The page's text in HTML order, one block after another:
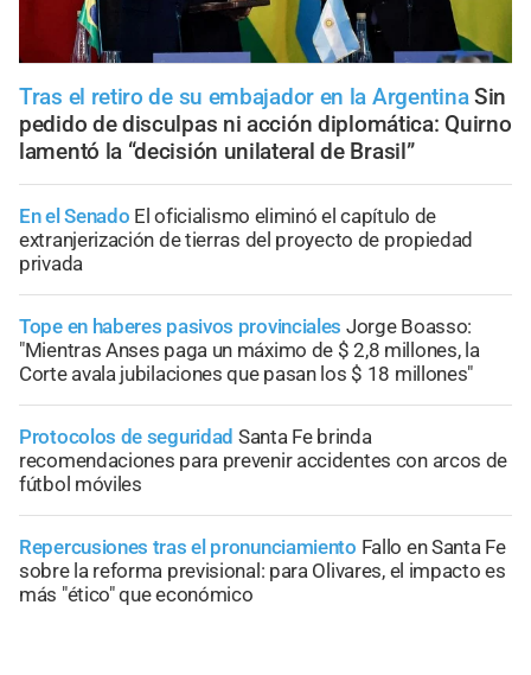
Tras el retiro de su embajador en la Argentina Sin
pedido de disculpas ni acción diplomática: Quirno
lamentó la “decisión unilateral de Brasil”
En el Senado El oficialismo eliminó el capítulo de
extranjerización de tierras del proyecto de propiedad
privada
Tope en haberes pasivos provinciales Jorge Boasso:
"Mientras Anses paga un máximo de $ 2,8 millones, la
Corte avala jubilaciones que pasan los $ 18 millones"
Protocolos de seguridad Santa Fe brinda
recomendaciones para prevenir accidentes con arcos de
fútbol móviles
Repercusiones tras el pronunciamiento Fallo en Santa Fe
sobre la reforma previsional: para Olivares, el impacto es
más "ético" que económico